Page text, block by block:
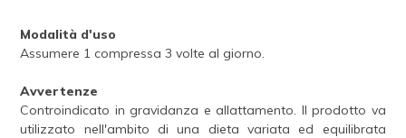
Modalità d'uso
Assumere 1 compressa 3 volte al giorno.
Avvertenze
Controindicato in gravidanza e allattamento. Il prodotto va
utilizzato nell'ambito di una dieta variata ed equilibrata